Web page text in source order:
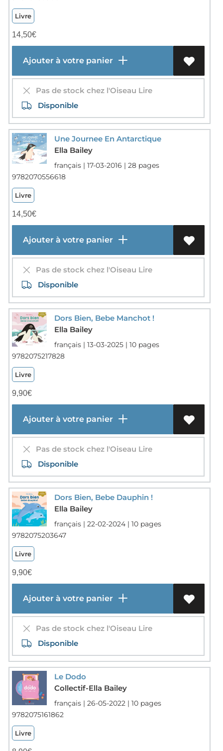
Livre
14,50€
Ajouter à votre panier
Pas de stock chez l'Oiseau Lire
Disponible
Une Journee En Antarctique
Ella Bailey
français | 17-03-2016 | 28 pages
9782070556618
Livre
14,50€
Ajouter à votre panier
Pas de stock chez l'Oiseau Lire
Disponible
Dors Bien, Bebe Manchot !
Ella Bailey
français | 13-03-2025 | 10 pages
9782075217828
Livre
9,90€
Ajouter à votre panier
Pas de stock chez l'Oiseau Lire
Disponible
Dors Bien, Bebe Dauphin !
Ella Bailey
français | 22-02-2024 | 10 pages
9782075203647
Livre
9,90€
Ajouter à votre panier
Pas de stock chez l'Oiseau Lire
Disponible
Le Dodo
Collectif-Ella Bailey
français | 26-05-2022 | 10 pages
9782075161862
Livre